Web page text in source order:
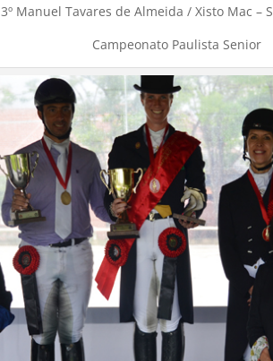
3º Manuel Tavares de Almeida / Xisto Mac –
Campeonato Paulista Senior